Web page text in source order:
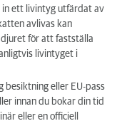
in ett livintyg utfärdat av
avlivas kan
för att fastställa
livintyget i
besiktning eller EU-pass
innan du bokar din tid
eller en officiell